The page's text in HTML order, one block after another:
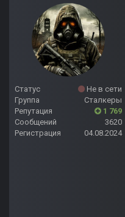
Статус
Не в сети
Группа
Сталкеры
Репутация
1 769
Сообщений
3620
Регистрация
04.08.2024